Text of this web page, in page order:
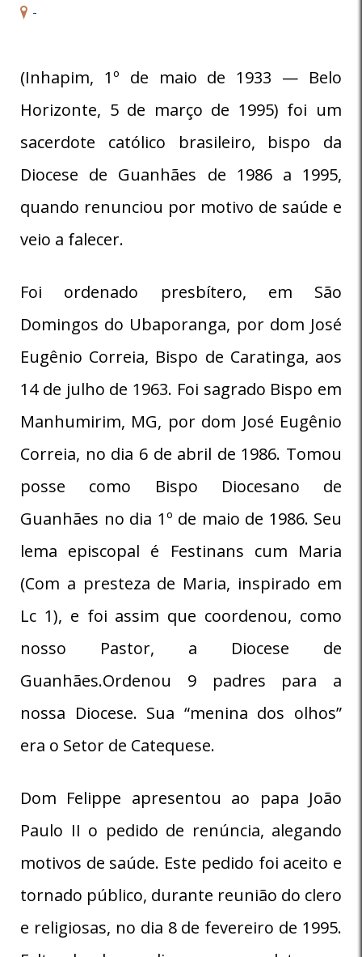
-
(Inhapim, 1º de maio de 1933 — Belo
Horizonte, 5 de março de 1995) foi um
sacerdote católico brasileiro, bispo da
Diocese de Guanhães de 1986 a 1995,
quando renunciou por motivo de saúde e
veio a falecer.
Foi ordenado presbítero, em São
Domingos do Ubaporanga, por dom José
Eugênio Correia, Bispo de Caratinga, aos
14 de julho de 1963. Foi sagrado Bispo em
Manhumirim, MG, por dom José Eugênio
Correia, no dia 6 de abril de 1986. Tomou
posse como Bispo Diocesano de
Guanhães no dia 1º de maio de 1986. Seu
lema episcopal é Festinans cum Maria
(Com a presteza de Maria, inspirado em
Lc 1), e foi assim que coordenou, como
nosso Pastor, a Diocese de
Guanhães.Ordenou 9 padres para a
nossa Diocese. Sua “menina dos olhos”
era o Setor de Catequese.
Dom Felippe apresentou ao papa João
Paulo II o pedido de renúncia, alegando
motivos de saúde. Este pedido foi aceito e
tornado público, durante reunião do clero
e religiosas, no dia 8 de fevereiro de 1995.